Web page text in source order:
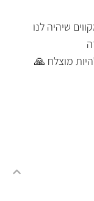
שיהיה לנו
מוצלח 🙏